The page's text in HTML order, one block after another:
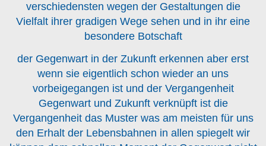
verschiedensten wegen der Gestaltungen die
Vielfalt ihrer gradigen Wege sehen und in ihr eine
besondere Botschaft
der Gegenwart in der Zukunft erkennen aber erst
wenn sie eigentlich schon wieder an uns
vorbeigegangen ist und der Vergangenheit
Gegenwart und Zukunft verknüpft ist die
Vergangenheit das Muster was am meisten für uns
den Erhalt der Lebensbahnen in allen spiegelt wir